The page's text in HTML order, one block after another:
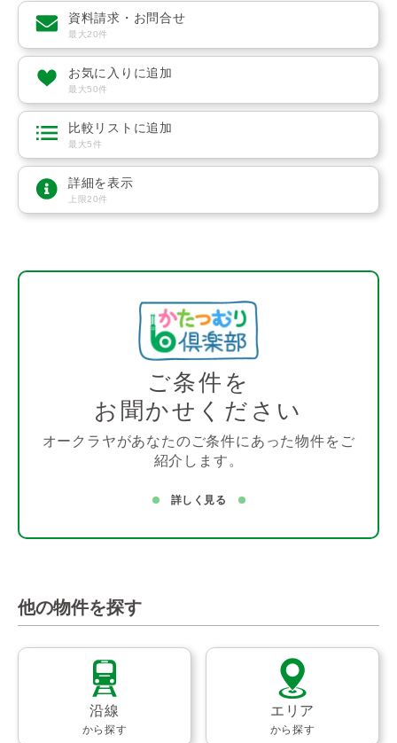
資料請求・お問合せ
最大20件
お気に入りに追加
最大50件
比較リストに追加
最大5件
詳細を表示
上限20件
ご条件を
お聞かせください
オークラヤがあなたのご条件にあった物件をご
紹介します。
詳しく見る
他の物件を探す
沿線
から探す
エリア
から探す